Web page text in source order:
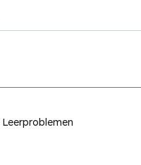
Leerproblemen